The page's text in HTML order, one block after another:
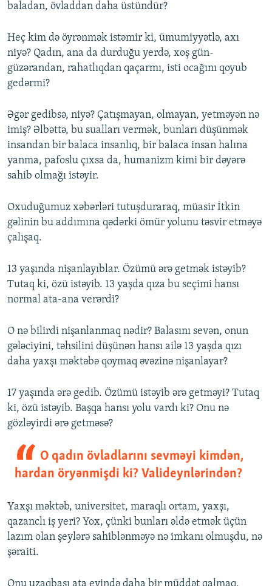
baladan, övladdan daha üstündür?
Heç kim də öyrənmək istəmir ki, ümumiyyətlə, axı
niyə? Qadın, ana da durduğu yerdə, xoş gün-
güzərandan, rahatlıqdan qaçarmı, isti ocağını qoyub
gedərmi?
Əgər gedibsə, niyə? Çatışmayan, olmayan, yetməyən nə
imiş? Əlbəttə, bu sualları vermək, bunları düşünmək
insandan bir balaca insanlıq, bir balaca insan halına
yanma, pafoslu çıxsa da, humanizm kimi bir dəyərə
sahib olmağı istəyir.
Oxuduğumuz xəbərləri tutuşduraraq, müasir İtkin
gəlinin bu addımına qədərki ömür yolunu təsvir etməyə
çalışaq.
13 yaşında nişanlayıblar. Özümü ərə getmək istəyib?
Tutaq ki, özü istəyib. 13 yaşda qıza bu seçimi hansı
normal ata-ana verərdi?
O nə bilirdi nişanlanmaq nədir? Balasını sevən, onun
gələciyini, təhsilini düşünən hansı ailə 13 yaşda qızı
daha yaxşı məktəbə qoymaq əvəzinə nişanlayar?
17 yaşında ərə gedib. Özümü istəyib ərə getməyi? Tutaq
ki, özü istəyib. Başqa hansı yolu vardı ki? Onu nə
gözləyirdi ərə getməsə?
O qadın övladlarını sevməyi kimdən,
hardan öryənmişdi ki? Valideynlərindən?
Yaxşı məktəb, universitet, maraqlı ortam, yaxşı,
qazanclı iş yeri? Yox, çünki bunları əldə etmək üçün
lazım olan şeylərə sahiblənməyə nə imkanı olmuşdu, nə
şəraiti.